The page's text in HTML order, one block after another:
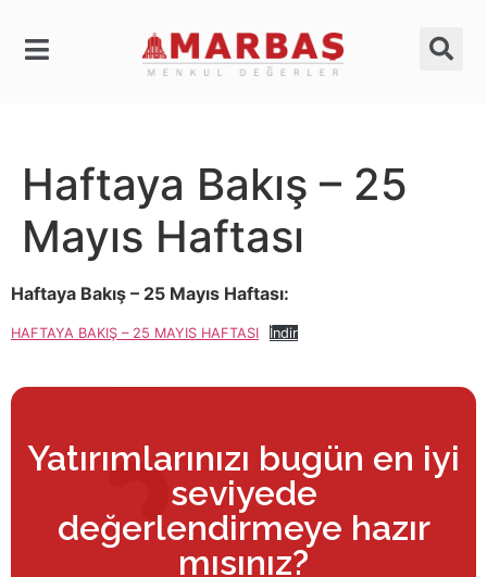
Haftaya Bakış – 25
Mayıs Haftası
Haftaya Bakış – 25 Mayıs Haftası:
HAFTAYA BAKIŞ – 25 MAYIS HAFTASI İndir
Yatırımlarınızı bugün en iyi
seviyede
değerlendirmeye hazır
mısınız?